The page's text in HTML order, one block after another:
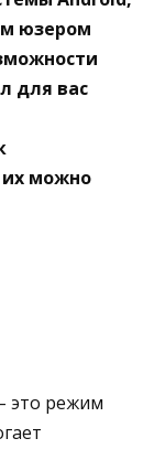
юзером
для вас
их можно
это режим